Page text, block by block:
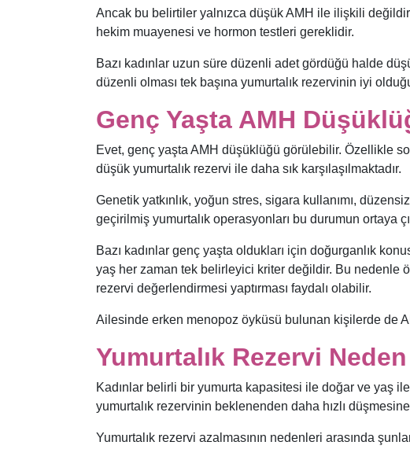
Ancak bu belirtiler yalnızca düşük AMH ile ilişkili
hekim muayenesi ve hormon testleri gereklidir.
Bazı kadınlar uzun süre düzenli adet gördüğü halde
düzenli olması tek başına yumurtalık rezervinin iyi
Genç Yaşta AMH
Evet, genç yaşta AMH düşüklüğü görülebilir. Özellikle
düşük yumurtalık rezervi ile daha sık karşılaşılmaktadır.
Genetik yatkınlık, yoğun stres, sigara kullanımı,
geçirilmiş yumurtalık operasyonları bu durumun ortaya
Bazı kadınlar genç yaşta oldukları için doğurganlık
yaş her zaman tek belirleyici kriter değildir. Bu nedenle
rezervi değerlendirmesi yaptırması faydalı olabilir.
Ailesinde erken menopoz öyküsü bulunan kişilerde de
Yumurtalık Rezervi Neden
Kadınlar belirli bir yumurta kapasitesi ile doğar ve yaş
yumurtalık rezervinin beklenenden daha hızlı
Yumurtalık rezervi azalmasının nedenleri arasında